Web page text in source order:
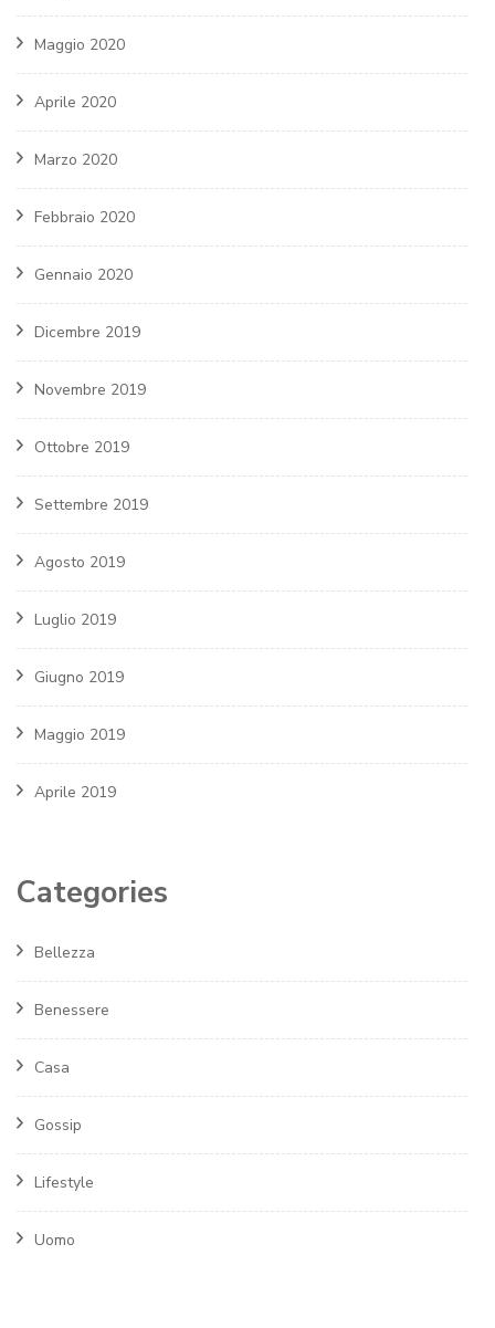
Maggio 2020
Aprile 2020
Marzo 2020
Febbraio 2020
Gennaio 2020
Dicembre 2019
Novembre 2019
Ottobre 2019
Settembre 2019
Agosto 2019
Luglio 2019
Giugno 2019
Maggio 2019
Aprile 2019
Categories
Bellezza
Benessere
Casa
Gossip
Lifestyle
Uomo